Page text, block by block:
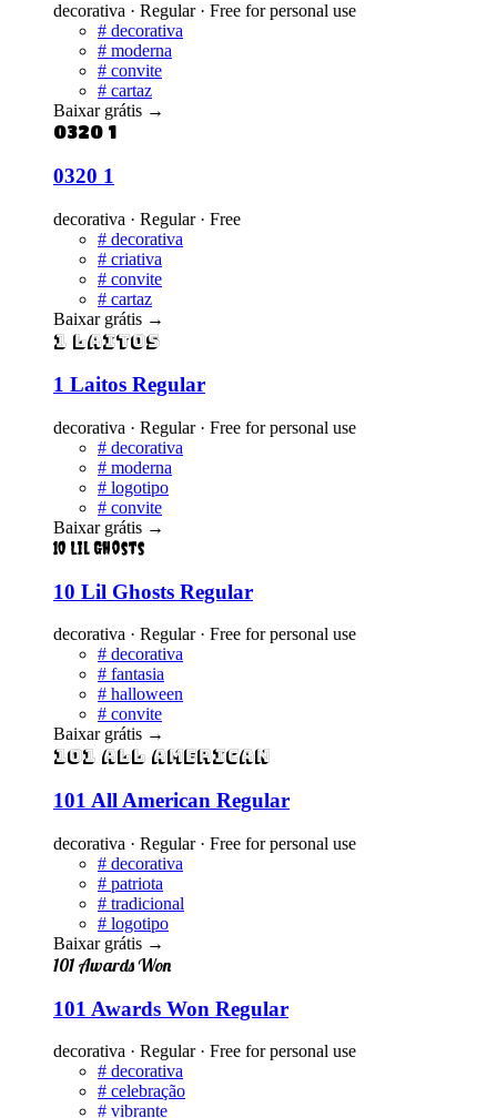
decorativa · Regular · Free for personal use
# decorativa
# moderna
# convite
# cartaz
Baixar grátis →
0320 1
0320 1
decorativa · Regular · Free
# decorativa
# criativa
# convite
# cartaz
Baixar grátis →
1 Laitos
1 Laitos Regular
decorativa · Regular · Free for personal use
# decorativa
# moderna
# logotipo
# convite
Baixar grátis →
10 Lil Ghosts
10 Lil Ghosts Regular
decorativa · Regular · Free for personal use
# decorativa
# fantasia
# halloween
# convite
Baixar grátis →
101 All American
101 All American Regular
decorativa · Regular · Free for personal use
# decorativa
# patriota
# tradicional
# logotipo
Baixar grátis →
101 Awards Won
101 Awards Won Regular
decorativa · Regular · Free for personal use
# decorativa
# celebração
# vibrante